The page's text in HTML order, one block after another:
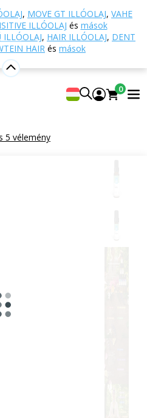
, MOVE GT ILLÓOLAJ, VAHE
ILLÓOLAJ és mások
ILLÓOLAJ, HAIR ILLÓOLAJ, DENT
HAIR és mások
0
Aromaterápia
olaj keverékek
tisztaságú és természetes
5 vélemény